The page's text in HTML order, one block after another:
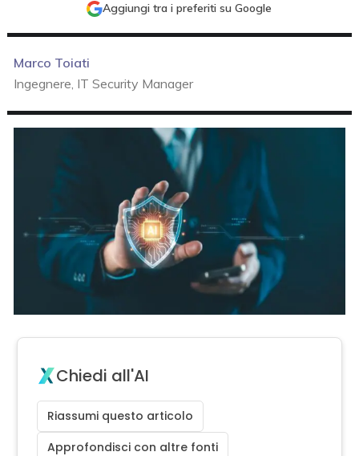
Aggiungi tra i preferiti su Google
Marco Toiati
Ingegnere, IT Security Manager
Chiedi all'AI
Riassumi questo articolo
Approfondisci con altre fonti